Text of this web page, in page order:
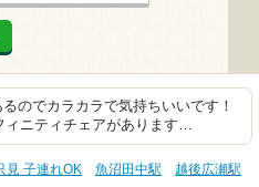
のでカラカラで気持ちいいです！
ィニティチェアがあります…
見 子連れOK 魚沼田中駅
越後広瀬駅